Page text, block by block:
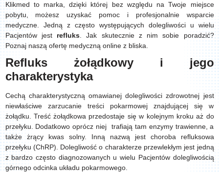
Klikmed to marka, dzięki której bez względu na Twoje miejsce
pobytu, możesz uzyskać pomoc i profesjonalnie wsparcie
medyczne. Jedną z często występujących dolegliwości u wielu
Pacjentów jest refluks . Jak skutecznie z nim sobie poradzić?
Poznaj naszą ofertę medyczną online z bliska.
Refluks żołądkowy i jego
charakterystyka
Cechą charakterystyczną omawianej dolegliwości zdrowotnej jest
niewłaściwe zarzucanie treści pokarmowej znajdującej się w
żołądku. Treść żołądkowa przedostaje się w kolejnym kroku aż do
przełyku. Dodatkowo oprócz niej trafiają tam enzymy trawienne, a
także żrący kwas solny. Inną nazwą jest choroba refluksowa
przełyku (ChRP). Dolegliwość o charakterze przewlekłym jest jedną
z bardzo często diagnozowanych u wielu Pacjentów dolegliwością
górnego odcinka układu pokarmowego.